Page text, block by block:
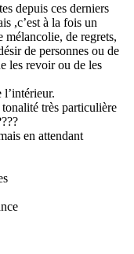
depuis ces derniers
,c’est à la fois un
mélancolie, de regrets,
de personnes ou de
les revoir ou de les
l’intérieur.
très particulière
en attendant